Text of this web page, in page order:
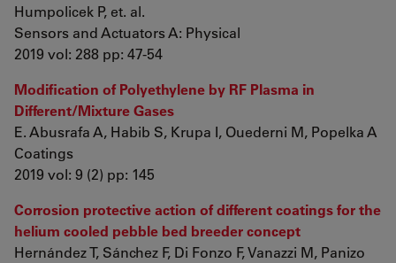
Humpolicek P, et. al.
Sensors and Actuators A: Physical
2019 vol: 288 pp: 47-54
Modification of Polyethylene by RF Plasma in
Different/Mixture Gases
E. Abusrafa A, Habib S, Krupa I, Ouederni M, Popelka A
Coatings
2019 vol: 9 (2) pp: 145
Corrosion protective action of different coatings for the
helium cooled pebble bed breeder concept
Hernández T, Sánchez F, Di Fonzo F, Vanazzi M, Panizo